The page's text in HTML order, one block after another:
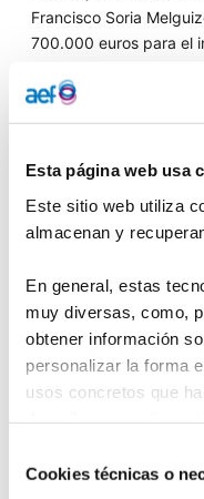
Esta página web usa
Este sitio web utiliza
almacenan y
En general, estas
muy diversas, como,
obtener información
personalizar la forma
usos concretos que
deCookies técnicas o
Francisco Soria
700.000 euros para el
convocatorias de
Premio Francisco
Academia Nacional de
Dos proyectos de
para limitar la
perspectivaOne-Health
Dra. María Teresa
Universitario Ramón y
clínicos y biológicos
rápida progresión a la
principal es el Dr.
ayudas que